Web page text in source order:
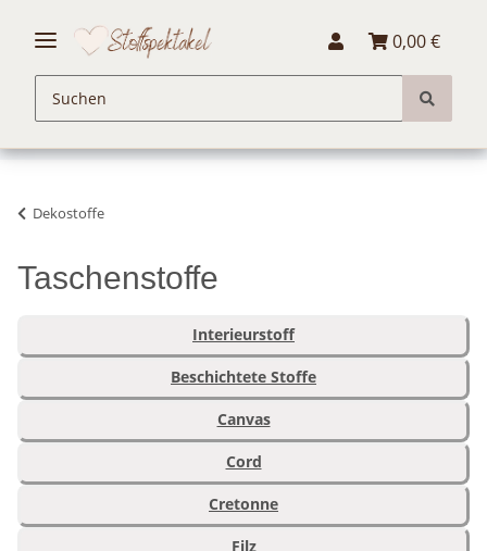
0,00 €
Dekostoffe
Taschenstoffe
Interieurstoff
Beschichtete Stoffe
Canvas
Cord
Cretonne
Filz